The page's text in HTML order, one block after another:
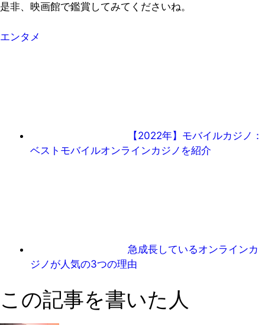
是非、映画館で鑑賞してみてくださいね。
エンタメ
【2022年】モバイルカジノ：
ベストモバイルオンラインカジノを紹介
急成長しているオンラインカ
ジノが人気の3つの理由
この記事を書いた人